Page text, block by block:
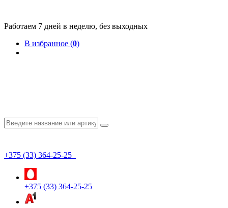
Работаем 7 дней в неделю, без выходных
В избранное (0)
+375 (33) 364-25-25
+375 (33) 364-25-25